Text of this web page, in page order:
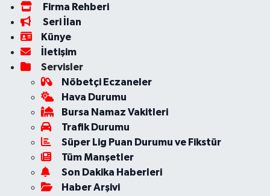
Firma Rehberi
Seri İlan
Künye
İletişim
Servisler
Nöbetçi Eczaneler
Hava Durumu
Bursa Namaz Vakitleri
Trafik Durumu
Süper Lig Puan Durumu ve Fikstür
Tüm Manşetler
Son Dakika Haberleri
Haber Arşivi